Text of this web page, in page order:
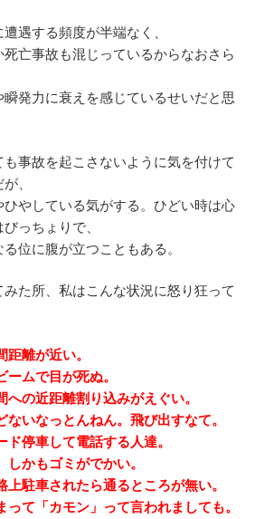
遇する頻度が半端なく、
亡事故も混じっているからなおさら
発力に衰えを感じているせいだと思
事故を起こさないように気を付けて
、
ひやしている気がする。ひどい時は心
っちょりで、
位に腹が立つこともある。
た所、私はこんな状況に怒り狂って
離が近い。
ムで目が死ぬ。
への近距離割り込みがえぐい。
ないなっとんねん。飛び出すなて。
ド停車して電話する人達。
かもゴミがでかい。
上駐車されたら通るところが無い。
って「カモン」って言われましても。